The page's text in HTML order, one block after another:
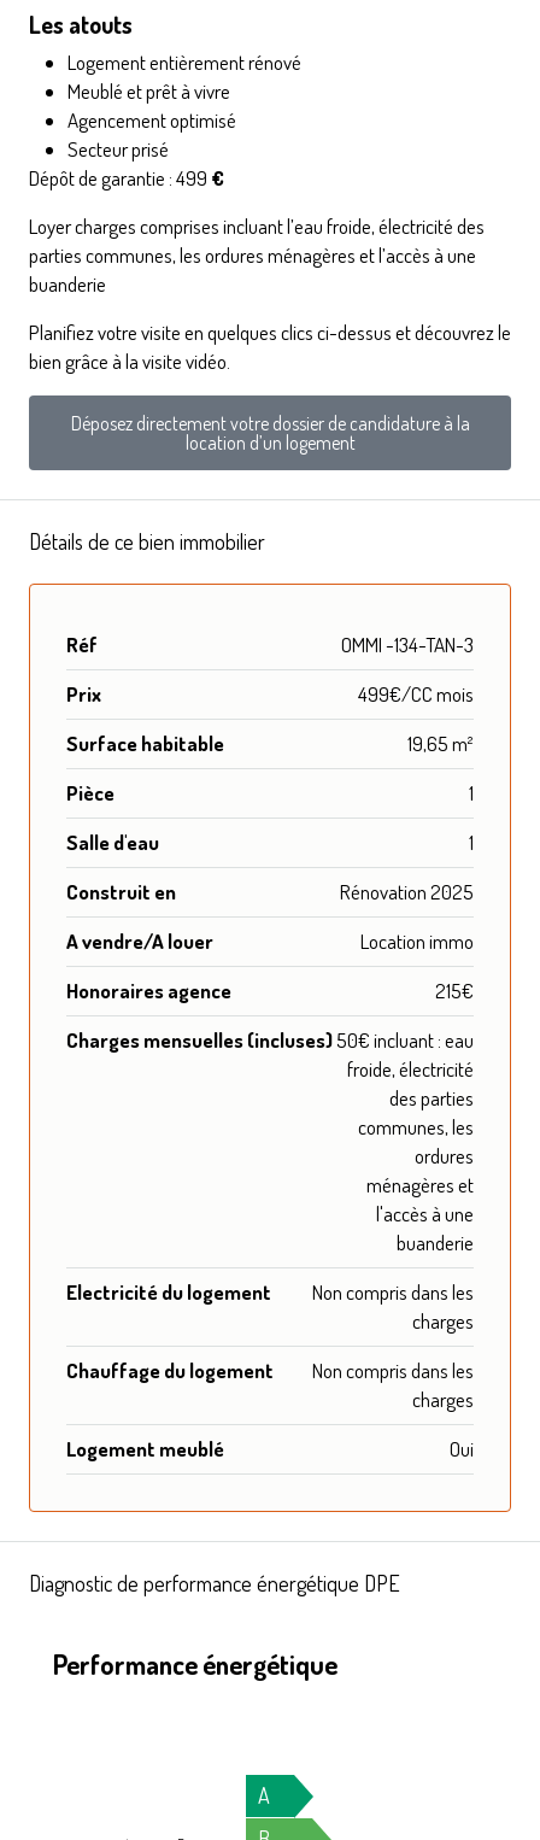
Les atouts
Logement entièrement rénové
Meublé et prêt à vivre
Agencement optimisé
Secteur prisé
Dépôt de garantie : 499 €
Loyer charges comprises incluant l’eau froide, électricité des
parties communes, les ordures ménagères et l’accès à une
buanderie
Planifiez votre visite en quelques clics ci-dessus et découvrez le
bien grâce à la visite vidéo.
Déposez directement votre dossier de candidature à la
location d’un logement
Détails de ce bien immobilier
Réf
OMMI -134-TAN-3
Prix
499€/CC mois
Surface habitable
19,65 m²
Pièce
1
Salle d'eau
1
Construit en
Rénovation 2025
A vendre/A louer
Location immo
Honoraires agence
215€
Charges mensuelles (incluses)50€ incluant : eau
froide, électricité
des parties
communes, les
ordures
ménagères et
l'accès à une
buanderie
Electricité du logement
Non compris dans les
charges
Chauffage du logement
Non compris dans les
charges
Logement meublé
Oui
Diagnostic de performance énergétique DPE
Performance énergétique
A